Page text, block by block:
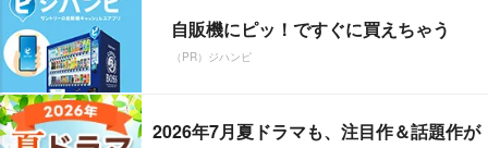
自販機にピッ！ですぐに買えちゃう
（PR）ジハンピ
2026年7月夏ドラマも、注目作＆話題作が